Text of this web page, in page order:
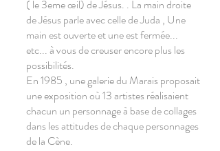
( le 3eme œil) de Jésus. . La main droite
de Jésus parle avec celle de Juda , Une
main est ouverte et une est fermée...
etc... à vous de creuser encore plus les
possibilités.
En 1985 , une galerie du Marais proposait
une exposition où 13 artistes réalisaient
chacun un personnage à base de collages
dans les attitudes de chaque personnages
de la Cène.